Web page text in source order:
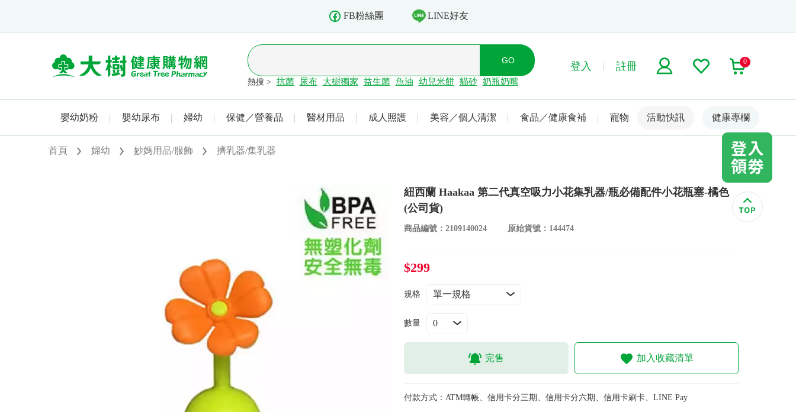
FB粉絲團 LINE好友
熱搜 > 抗菌 尿布 大樹獨家 益生菌 魚油 幼兒米餅 貓砂 奶瓶奶嘴
登入 註冊 0
嬰幼奶粉 嬰幼尿布 婦幼 保健／營養品 醫材用品 成人照護 美容／個人清潔 食品／健康食補 寵物 名人嚴選
活動快訊 健康專欄
首頁 婦幼 妙媽用品/服飾 擠乳器/集乳器
紐西蘭 Haakaa 第二代真空吸力小花集乳器/瓶必備配件小花瓶塞-橘色
(公司貨)
商品編號：2109140024 原始貨號：144474
$299
規格
數量
完售 加入收藏清單
付款方式： ATM轉帳、信用卡分三期、信用卡分六期、信用卡刷卡、LINE Pay